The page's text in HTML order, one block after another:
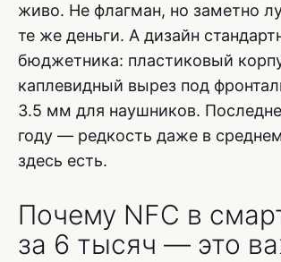
живо. Не флагман, но заметно
те же деньги. А дизайн
бюджетника: пластиковый
каплевидный вырез под
3.5 мм для наушников.
году — редкость даже в
здесь есть.
Почему NFC в
за 6 тысяч — это